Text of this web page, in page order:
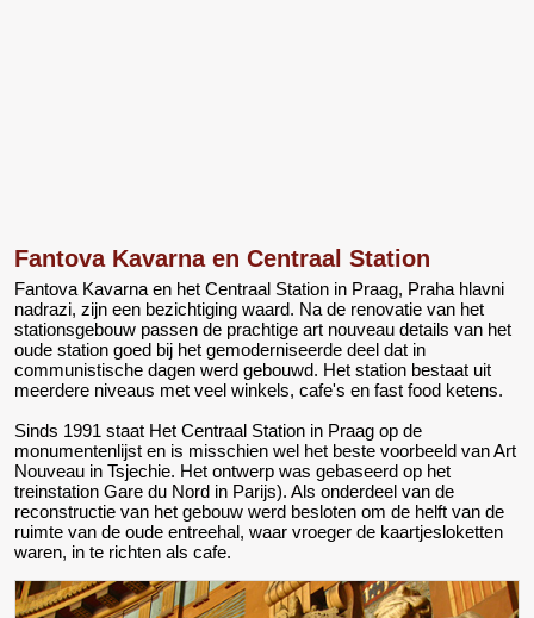
Fantova Kavarna en Centraal Station
Fantova Kavarna en het Centraal Station in Praag, Praha hlavni
nadrazi, zijn een bezichtiging waard. Na de renovatie van het
stationsgebouw passen de prachtige art nouveau details van het
oude station goed bij het gemoderniseerde deel dat in
communistische dagen werd gebouwd. Het station bestaat uit
meerdere niveaus met veel winkels, cafe's en fast food ketens.
Sinds 1991 staat Het Centraal Station in Praag op de
monumentenlijst en is misschien wel het beste voorbeeld van Art
Nouveau in Tsjechie. Het ontwerp was gebaseerd op het
treinstation Gare du Nord in Parijs). Als onderdeel van de
reconstructie van het gebouw werd besloten om de helft van de
ruimte van de oude entreehal, waar vroeger de kaartjesloketten
waren, in te richten als cafe.